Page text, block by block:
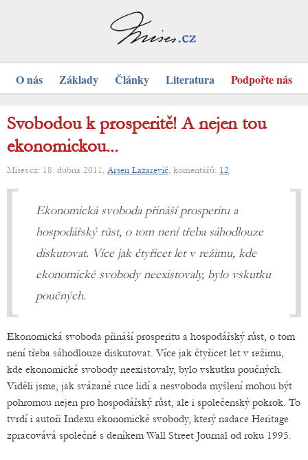
O nás Základy Články Literatura Podpořte nás
Svobodou k prosperitě! A nejen tou
ekonomickou...
Mises.cz: 18. dubna 2011, Arsen Lazarevič, komentářů: 12
Ekonomická svoboda přináší prosperitu a
hospodářský růst, o tom není třeba sáhodlouze
diskutovat. Více jak čtyřicet let v režimu, kde
ekonomické svobody neexistovaly, bylo vskutku
poučných.
Ekonomická svoboda přináší prosperitu a hospodářský růst, o tom
není třeba sáhodlouze diskutovat. Více jak čtyřicet let v režimu,
kde ekonomické svobody neexistovaly, bylo vskutku poučných.
Viděli jsme, jak svázané ruce lidí a nesvoboda myšlení mohou být
pohromou nejen pro hospodářský růst, ale i společenský pokrok. To
tvrdí i autoři Indexu ekonomické svobody, který nadace Heritage
zpracovává společně s deníkem Wall Street Journal od roku 1995.